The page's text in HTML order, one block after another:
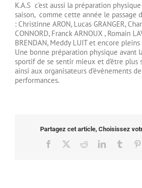
K.A.S c’est aussi la préparation
saison, comme cette année le passage
: Christinne ARON, Lucas GRANGER,
CONNORD, Franck ARNOUX , Romain
BRENDAN, Meddy LUIT et encore pleins
Une bonne préparation physique avant
sportif de se sentir mieux et d’être plus
ainsi aux organisateurs d’évènements
performances.
Partagez cet article, Choisissez
Facebook RedditLinkedInTumblr